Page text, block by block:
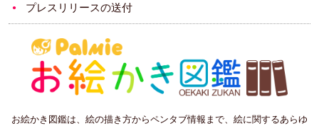
プレスリリースの送付
お絵かき図鑑は、絵の描き方からペンタブ情報まで、絵に関するあらゆ